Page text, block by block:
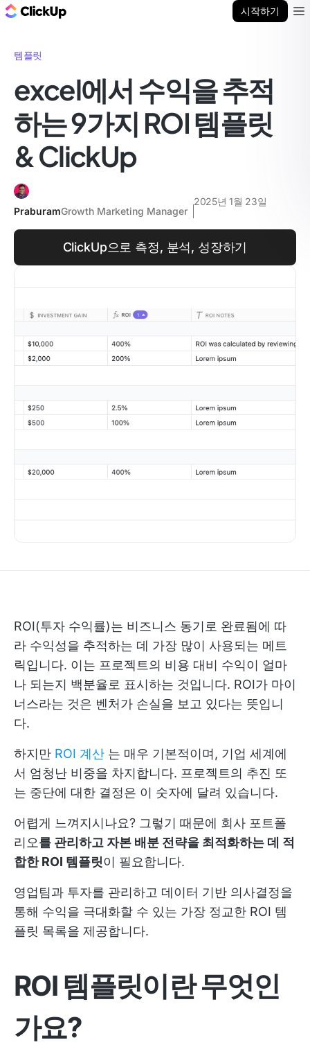
시작하기
템플릿
excel에서 수익을 추적
하는 9가지 ROI 템플릿
& ClickUp
PraburamGrowth Marketing Manager
2025년 1월 23일
ClickUp으로 측정, 분석, 성장하기
ROI(투자 수익률)는 비즈니스 동기로 완료됨에 따
라 수익성을 추적하는 데 가장 많이 사용되는 메트
릭입니다. 이는 프로젝트의 비용 대비 수익이 얼마
나 되는지 백분율로 표시하는 것입니다. ROI가 마이
너스라는 것은 벤처가 손실을 보고 있다는 뜻입니
다.
하지만 ROI 계산 는 매우 기본적이며, 기업 세계에
서 엄청난 비중을 차지합니다. 프로젝트의 추진 또
는 중단에 대한 결정은 이 숫자에 달려 있습니다.
어렵게 느껴지시나요? 그렇기 때문에 회사 포트폴
리오를 관리하고 자본 배분 전략을 최적화하는 데 적
합한 ROI 템플릿이 필요합니다.
영업팀과 투자를 관리하고 데이터 기반 의사결정을
통해 수익을 극대화할 수 있는 가장 정교한 ROI 템
플릿 목록을 제공합니다.
ROI 템플릿이란 무엇인
가요?